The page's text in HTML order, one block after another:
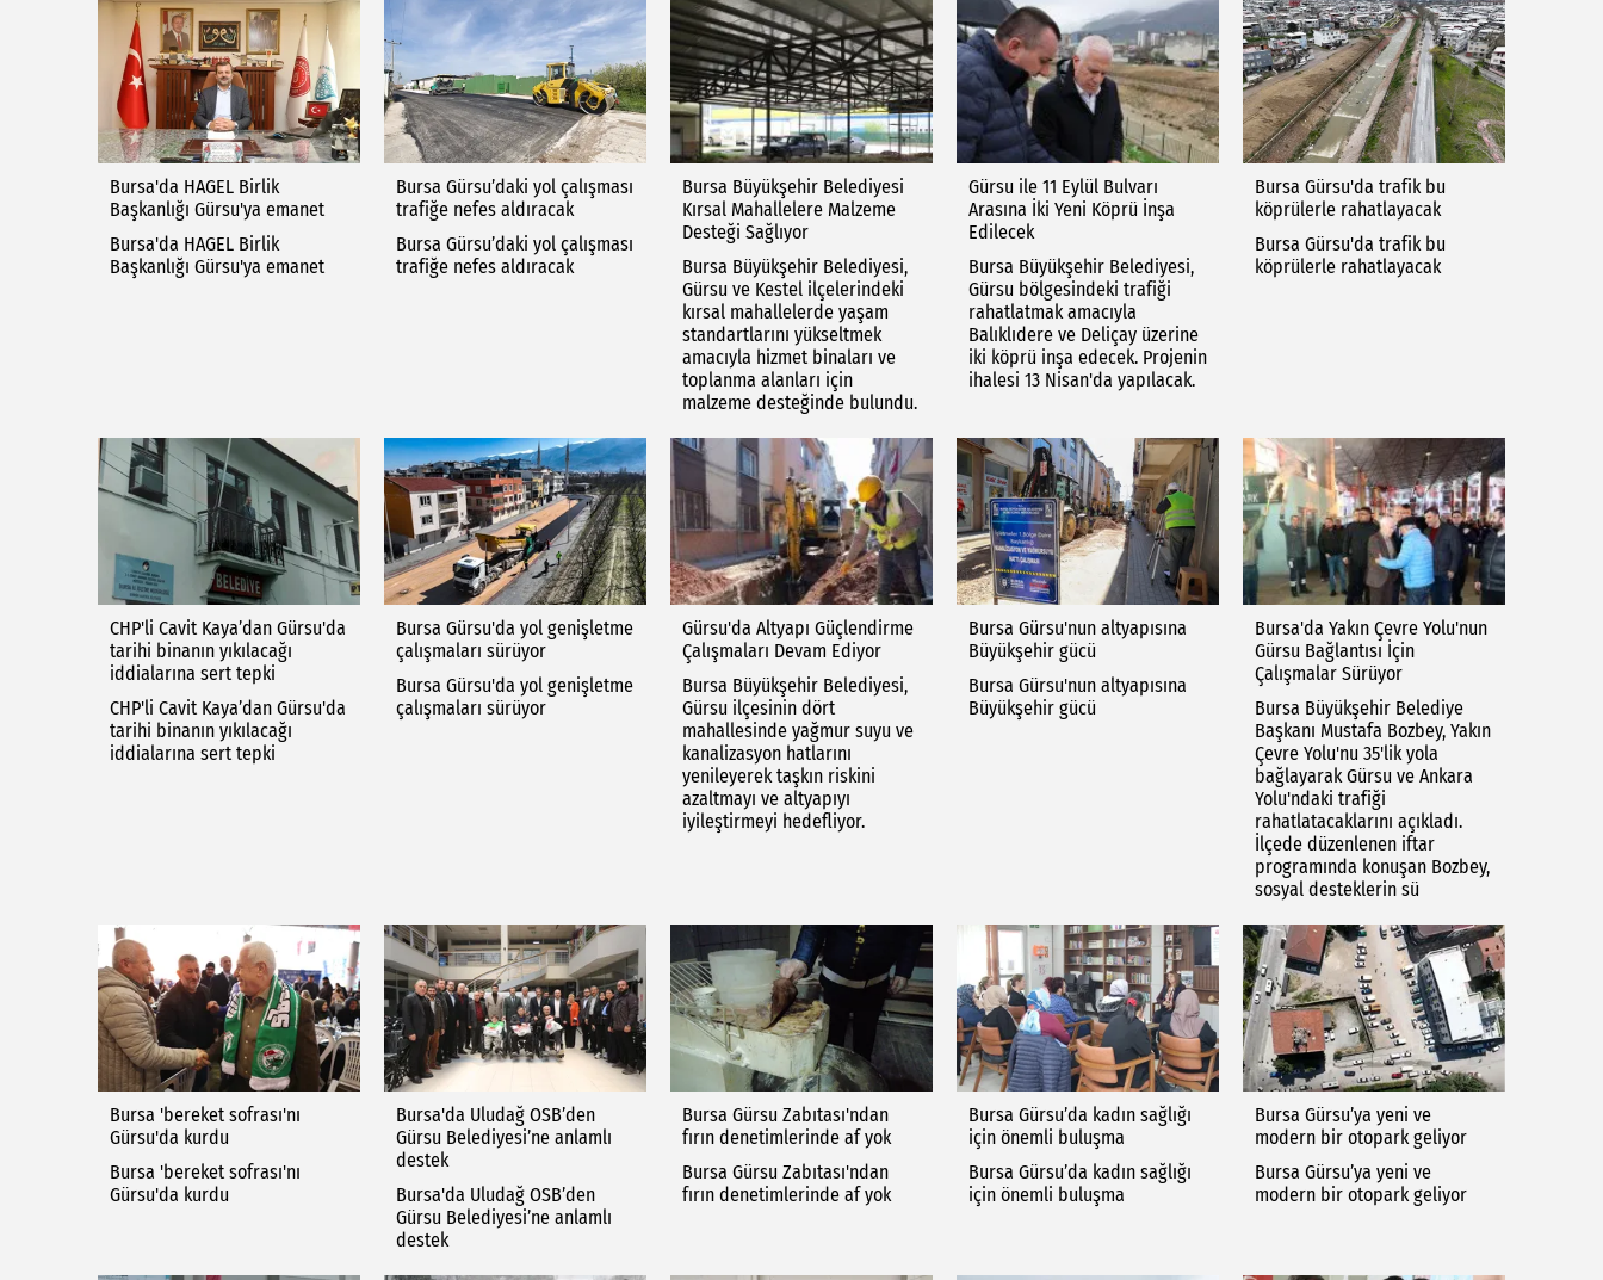
Bursa'da HAGEL Birlik
Başkanlığı Gürsu'ya emanet
Bursa'da HAGEL Birlik
Başkanlığı Gürsu'ya emanet
Bursa Gürsu’daki yol çalışması
trafiğe nefes aldıracak
Bursa Gürsu’daki yol çalışması
trafiğe nefes aldıracak
Bursa Büyükşehir Belediyesi
Kırsal Mahallelere Malzeme
Desteği Sağlıyor
Bursa Büyükşehir Belediyesi,
Gürsu ve Kestel ilçelerindeki
kırsal mahallelerde yaşam
standartlarını yükseltmek
amacıyla hizmet binaları ve
toplanma alanları için
malzeme desteğinde bulundu.
Gürsu ile 11 Eylül Bulvarı
Arasına İki Yeni Köprü İnşa
Edilecek
Bursa Büyükşehir Belediyesi,
Gürsu bölgesindeki trafiği
rahatlatmak amacıyla
Balıklıdere ve Deliçay üzerine
iki köprü inşa edecek. Projenin
ihalesi 13 Nisan'da yapılacak.
Bursa Gürsu'da trafik bu
köprülerle rahatlayacak
Bursa Gürsu'da trafik bu
köprülerle rahatlayacak
CHP'li Cavit Kaya’dan Gürsu'da
tarihi binanın yıkılacağı
iddialarına sert tepki
CHP'li Cavit Kaya’dan Gürsu'da
tarihi binanın yıkılacağı
iddialarına sert tepki
Bursa Gürsu'da yol genişletme
çalışmaları sürüyor
Bursa Gürsu'da yol genişletme
çalışmaları sürüyor
Gürsu'da Altyapı Güçlendirme
Çalışmaları Devam Ediyor
Bursa Büyükşehir Belediyesi,
Gürsu ilçesinin dört
mahallesinde yağmur suyu ve
kanalizasyon hatlarını
yenileyerek taşkın riskini
azaltmayı ve altyapıyı
iyileştirmeyi hedefliyor.
Bursa Gürsu'nun altyapısına
Büyükşehir gücü
Bursa Gürsu'nun altyapısına
Büyükşehir gücü
Bursa'da Yakın Çevre Yolu'nun
Gürsu Bağlantısı İçin
Çalışmalar Sürüyor
Bursa Büyükşehir Belediye
Başkanı Mustafa Bozbey, Yakın
Çevre Yolu'nu 35'lik yola
bağlayarak Gürsu ve Ankara
Yolu'ndaki trafiği
rahatlatacaklarını açıkladı.
İlçede düzenlenen iftar
programında konuşan Bozbey,
sosyal desteklerin sü
Bursa 'bereket sofrası'nı
Gürsu'da kurdu
Bursa 'bereket sofrası'nı
Gürsu'da kurdu
Bursa'da Uludağ OSB’den
Gürsu Belediyesi’ne anlamlı
destek
Bursa'da Uludağ OSB’den
Gürsu Belediyesi’ne anlamlı
destek
Bursa Gürsu Zabıtası'ndan
fırın denetimlerinde af yok
Bursa Gürsu Zabıtası'ndan
fırın denetimlerinde af yok
Bursa Gürsu’da kadın sağlığı
için önemli buluşma
Bursa Gürsu’da kadın sağlığı
için önemli buluşma
Bursa Gürsu’ya yeni ve
modern bir otopark geliyor
Bursa Gürsu’ya yeni ve
modern bir otopark geliyor